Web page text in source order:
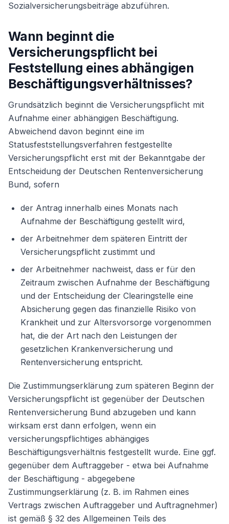
Sozialversicherungsbeiträge abzuführen.
Wann beginnt die
Versicherungspflicht bei
Feststellung eines abhängigen
Beschäftigungsverhältnisses?
Grundsätzlich beginnt die Versicherungspflicht mit
Aufnahme einer abhängigen Beschäftigung.
Abweichend davon beginnt eine im
Statusfeststellungsverfahren festgestellte
Versicherungspflicht erst mit der Bekanntgabe der
Entscheidung der Deutschen Rentenversicherung
Bund, sofern
der Antrag innerhalb eines Monats nach
Aufnahme der Beschäftigung gestellt wird,
der Arbeitnehmer dem späteren Eintritt der
Versicherungspflicht zustimmt und
der Arbeitnehmer nachweist, dass er für den
Zeitraum zwischen Aufnahme der Beschäftigung
und der Entscheidung der Clearingstelle eine
Absicherung gegen das finanzielle Risiko von
Krankheit und zur Altersvorsorge vorgenommen
hat, die der Art nach den Leistungen der
gesetzlichen Krankenversicherung und
Rentenversicherung entspricht.
Die Zustimmungserklärung zum späteren Beginn der
Versicherungspflicht ist gegenüber der Deutschen
Rentenversicherung Bund abzugeben und kann
wirksam erst dann erfolgen, wenn ein
versicherungspflichtiges abhängiges
Beschäftigungsverhältnis festgestellt wurde. Eine ggf.
gegenüber dem Auftraggeber - etwa bei Aufnahme
der Beschäftigung - abgegebene
Zustimmungserklärung (z. B. im Rahmen eines
Vertrags zwischen Auftraggeber und Auftragnehmer)
ist gemäß § 32 des Allgemeinen Teils des